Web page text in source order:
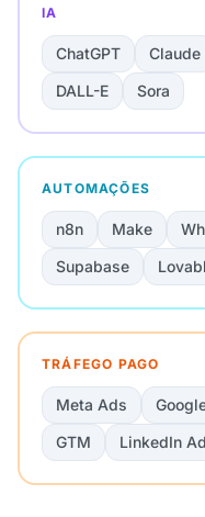
IA
ChatGPT Claude
DALL-E
Sora
AUTOMAÇÕES
n8n Make
Supabase
TRÁFEGO PAGO
Meta Ads
GTM
LinkedIn